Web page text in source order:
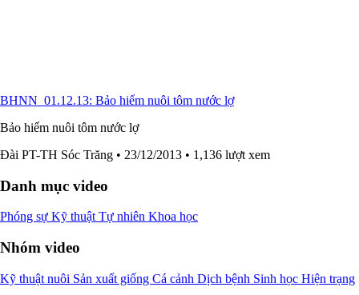
BHNN_01.12.13: Bảo hiểm nuôi tôm nước lợ
Bảo hiểm nuôi tôm nước lợ
Đài PT-TH Sóc Trăng • 23/12/2013 • 1,136 lượt xem
Danh mục video
Phóng sự Kỹ thuật Tự nhiên Khoa học
Nhóm video
Kỹ thuật nuôi Sản xuất giống Cá cảnh Dịch bệnh Sinh học Hiện trạng